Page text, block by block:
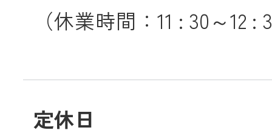
（休業時間：11 : 30～12 :
定休日